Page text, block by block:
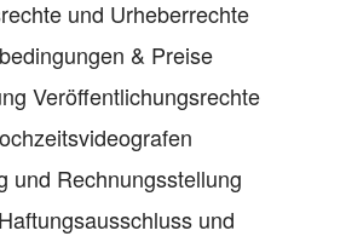
und Urheberrechte
& Preise
Veröffentlichungsrechte
und Rechnungsstellung
und